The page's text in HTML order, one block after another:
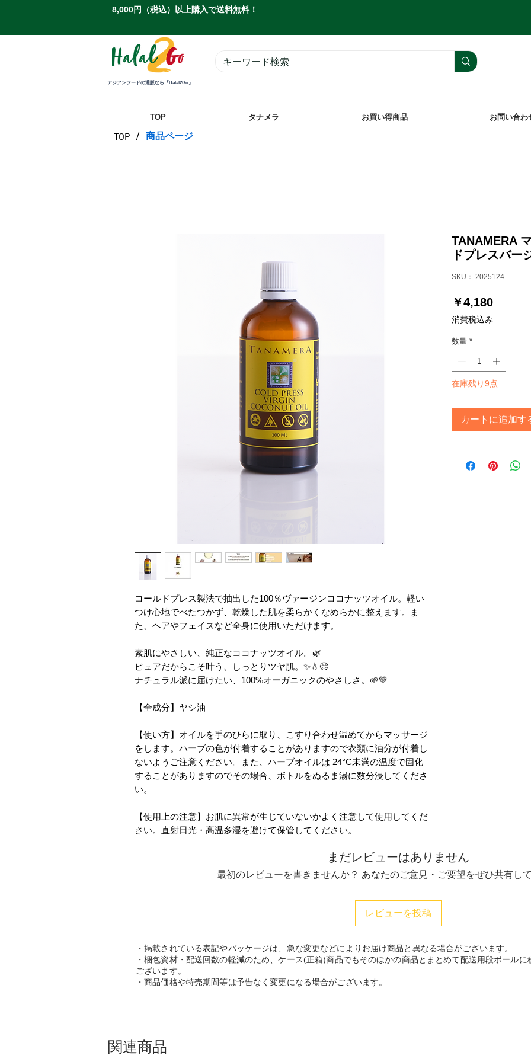
8,000円（税込）以上購入で送料無料！
アジアンフードの通販なら『Halal2Go』
TOP タナメラ お買い得商品 お問い合わ
TOP / 商品ページ
コールドプレス製法で抽出した100％ヴァージンココナッツオイル。軽い
つけ心地でべたつかず、乾燥した肌を柔らかくなめらかに整えます。ま
た、ヘアやフェイスなど全身に使用いただけます。
素肌にやさしい、純正なココナッツオイル。🌿
ピュアだからこそ叶う、しっとりツヤ肌。✨💧😊
ナチュラル派に届けたい、100%オーガニックのやさしさ。🌱💚
【全成分】ヤシ油
【使い方】オイルを手のひらに取り、こすり合わせ温めてからマッサージ
をします。ハーブの色が付着することがありますので衣類に油分が付着し
ないようご注意ください。また、ハーブオイルは 24°C未満の温度で固化
することがありますのでその場合、ボトルをぬるま湯に数分浸してくださ
い。
【使用上の注意】お肌に異常が生じていないかよく注意して使用してくだ
さい。直射日光・高温多湿を避けて保管してください。
TANAMERA
ドプレスバー
SKU： 2025124
￥4,180価
消費税込み
数量 *
在庫残り9点
カートに追加す
まだレビューはありません
最初のレビューを書きませんか？ あなたのご意見・ご要望をぜひ共有し
レビューを投稿
・掲載されている表記やパッケージは、急な変更などによりお届け商品と異なる場合がございます。
・梱包資材・配送回数の軽減のため、ケース(正箱)商品でもそのほかの商品とまとめて配送用段ボール
ございます。
・商品価格や特売期間等は予告なく変更になる場合がございます。
関連商品